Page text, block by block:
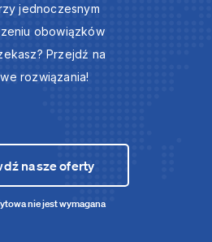
jednoczesnym
obowiązków
Przejdź na
rozwiązania!
nasze oferty
nie jest wymagana